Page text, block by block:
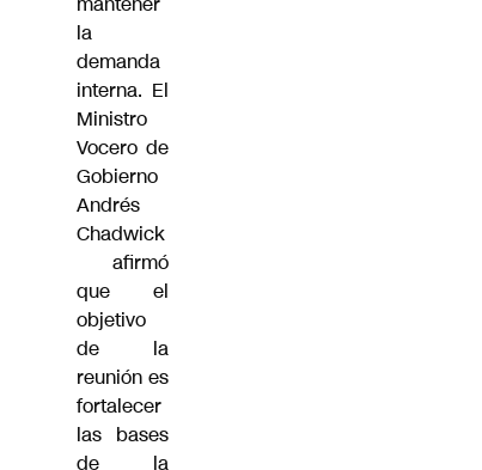
interna. El
Ministro
Vocero de
Gobierno
Andrés
Chadwick
afirmó
que el
objetivo
de la
reunión es
fortalecer
las bases
de la
economía
chilena.